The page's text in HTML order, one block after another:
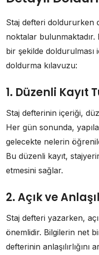
Staj defteri doldururken
noktalar
bir şekilde doldurulması
doldurma kılavuzu:
1. Düzenli Kayıt
Staj defterinin içeriği,
Her gün sonunda,
gelecekte nelerin
Bu düzenli kayıt,
etmesini sağlar.
2. Açık ve
Staj defteri yazarken,
önemlidir. Bilgilerin net
defterinin anlaşılırlığını